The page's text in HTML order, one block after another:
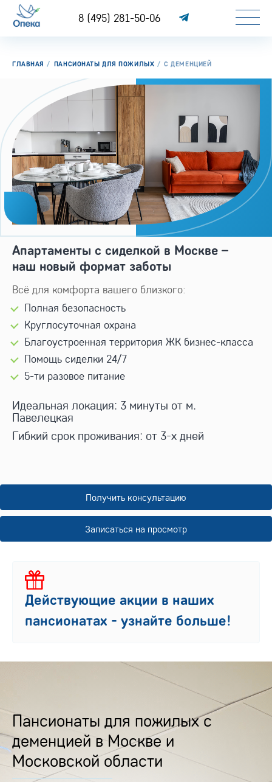
8 (495) 281-50-06
ГЛАВНАЯ ПАНСИОНАТЫ ДЛЯ ПОЖИЛЫХ С ДЕМЕНЦИЕЙ
Апартаменты с сиделкой в Москве –
наш новый формат заботы
Всё для комфорта вашего близкого:
Полная безопасность
Круглосуточная охрана
Благоустроенная территория ЖК бизнес-класса
Помощь сиделки 24/7
5-ти разовое питание
Идеальная локация: 3 минуты от м.
Павелецкая
Гибкий срок проживания: от 3-х дней
Получить консультацию
Записаться на просмотр
Действующие акции в наших
пансионатах - узнайте больше!
Пансионаты для пожилых с
деменцией в Москве и
Московской области